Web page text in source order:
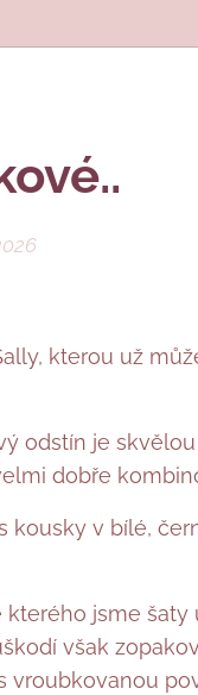
kterou už
odstín je
dobře
kousky v bílé,
kterého jsme
však
vroubkovanou